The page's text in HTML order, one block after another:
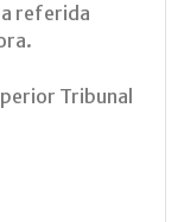
referida
Tribunal